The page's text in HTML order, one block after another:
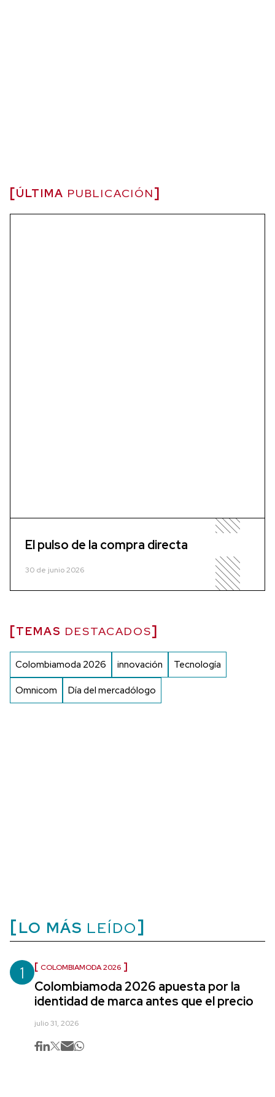
ÚLTIMA PUBLICACIÓN
El pulso de la compra directa
30 de junio 2026
TEMAS DESTACADOS
Colombiamoda 2026 innovación Tecnología
Omnicom Día del mercadólogo
LO MÁS LEÍDO
1 COLOMBIAMODA 2026
Colombiamoda 2026 apuesta por la
identidad de marca antes que el precio
julio 31, 2026